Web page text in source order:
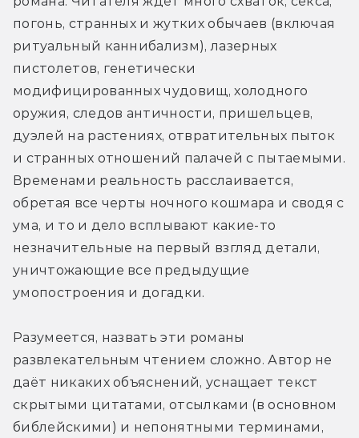
погонь, странных и жутких обычаев (включая
ритуальный каннибализм), лазерных
пистолетов, генетически
модифицированных чудовищ, холодного
оружия, следов античности, пришельцев,
дуэлей на растениях, отвратительных пыток
и странных отношений палачей с пытаемыми.
Временами реальность расслаивается,
обретая все черты ночного кошмара и сводя с
ума, и то и дело всплывают какие-то
незначительные на первый взгляд детали,
уничтожающие все предыдущие
умопостроения и догадки.
Разумеется, назвать эти романы
развлекательным чтением сложно. Автор не
даёт никаких объяснений, уснащает текст
скрытыми цитатами, отсылками (в основном
библейскими) и непонятными терминами,